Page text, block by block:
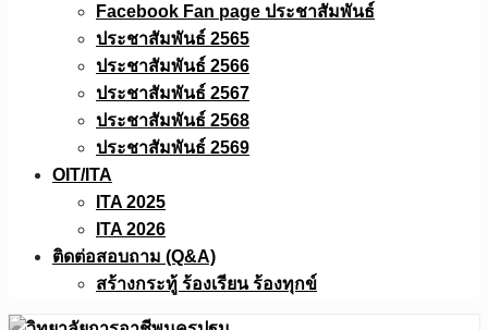
Facebook Fan page ประชาสัมพันธ์
ประชาสัมพันธ์ 2565
ประชาสัมพันธ์ 2566
ประชาสัมพันธ์ 2567
ประชาสัมพันธ์ 2568
ประชาสัมพันธ์ 2569
OIT/ITA
ITA 2025
ITA 2026
ติดต่อสอบถาม (Q&A)
สร้างกระทู้ ร้องเรียน ร้องทุกข์